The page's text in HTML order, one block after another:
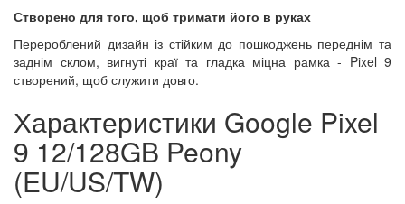
Створено для того, щоб тримати його в руках
Перероблений дизайн із стійким до пошкоджень переднім та
заднім склом, вигнуті краї та гладка міцна рамка - Pixel 9
створений, щоб служити довго.
Характеристики Google Pixel
9 12/128GB Peony
(EU/US/TW)